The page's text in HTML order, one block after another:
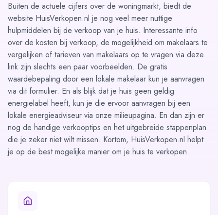
Buiten de actuele cijfers over de woningmarkt, biedt de
website HuisVerkopen.nl je nog veel meer nuttige
hulpmiddelen bij de verkoop van je huis. Interessante info
over de kosten bij verkoop, de mogelijkheid om makelaars te
vergelijken of tarieven van makelaars op te vragen via deze
link zijn slechts een paar voorbeelden. De gratis
waardebepaling door een lokale makelaar kun je aanvragen
via dit formulier. En als blijk dat je huis geen geldig
energielabel heeft, kun je die ervoor aanvragen bij een
lokale energieadviseur via onze milieupagina. En dan zijn er
nog de handige verkooptips en hetuitgebreide stappenplan
die je zeker niet wilt missen. Kortom, HuisVerkopen.nl helpt
je op de best mogelijke manier om je huis te verkopen.